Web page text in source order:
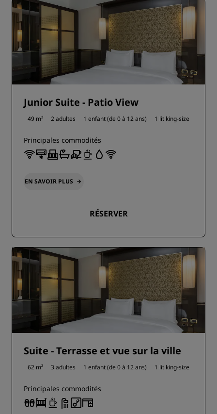
Junior Suite - Patio View
49 m² 2 adultes 1 enfant (de 0 à 12 ans) 1 lit king-size
Principales commodités
EN SAVOIR PLUS
RÉSERVER
Suite - Terrasse et vue sur la ville
62 m² 3 adultes 1 enfant (de 0 à 12 ans) 1 lit king-size
Principales commodités